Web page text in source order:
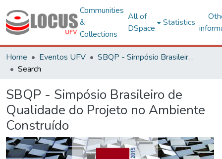
Communities
&
Collections
All of
DSpace
Statistics
Home Eventos UFV
SBQP - Simpósio Brasileiro de Qualidade do Projeto no Ambiente Construído
Search
SBQP - Simpósio Brasileiro de
Qualidade do Projeto no Ambiente
Construído